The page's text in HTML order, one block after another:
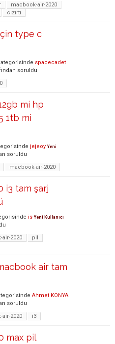
macbook-air-2020
cızırtı
type c
spacecadet
soruldu
mi hp
1tb mi
jejeoy Yeni
soruldu
macbook-air-2020
i3 tam şarj
is Yeni Kullanıcı
air-2020
pil
air tam
Ahmet KONYA
soruldu
air-2020 i3
max pil